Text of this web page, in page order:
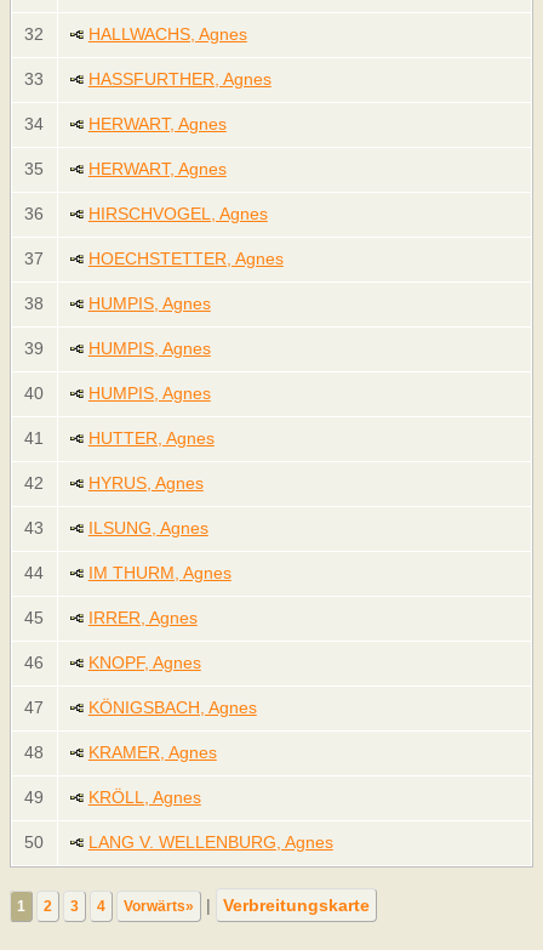
32 HALLWACHS, Agnes
33 HASSFURTHER, Agnes
34 HERWART, Agnes
35 HERWART, Agnes
36 HIRSCHVOGEL, Agnes
37 HOECHSTETTER, Agnes
38 HUMPIS, Agnes
39 HUMPIS, Agnes
40 HUMPIS, Agnes
41 HUTTER, Agnes
42 HYRUS, Agnes
43 ILSUNG, Agnes
44 IM THURM, Agnes
45 IRRER, Agnes
46 KNOPF, Agnes
47 KÖNIGSBACH, Agnes
48 KRAMER, Agnes
49 KRÖLL, Agnes
50 LANG V. WELLENBURG, Agnes
1 2 3 4 Vorwärts» | Verbreitungskarte